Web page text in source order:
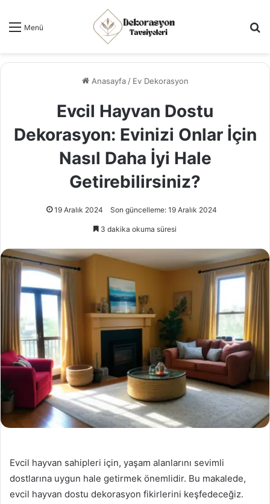
Menü
Anasayfa / Ev Dekorasyon
Evcil Hayvan Dostu
Dekorasyon: Evinizi Onlar İçin
Nasıl Daha İyi Hale
Getirebilirsiniz?
19 Aralık 2024 Son güncelleme: 19 Aralık 2024
3 dakika okuma süresi
Evcil hayvan sahipleri için, yaşam alanlarını sevimli
dostlarına uygun hale getirmek önemlidir. Bu makalede,
evcil hayvan dostu dekorasyon fikirlerini keşfedeceğiz.